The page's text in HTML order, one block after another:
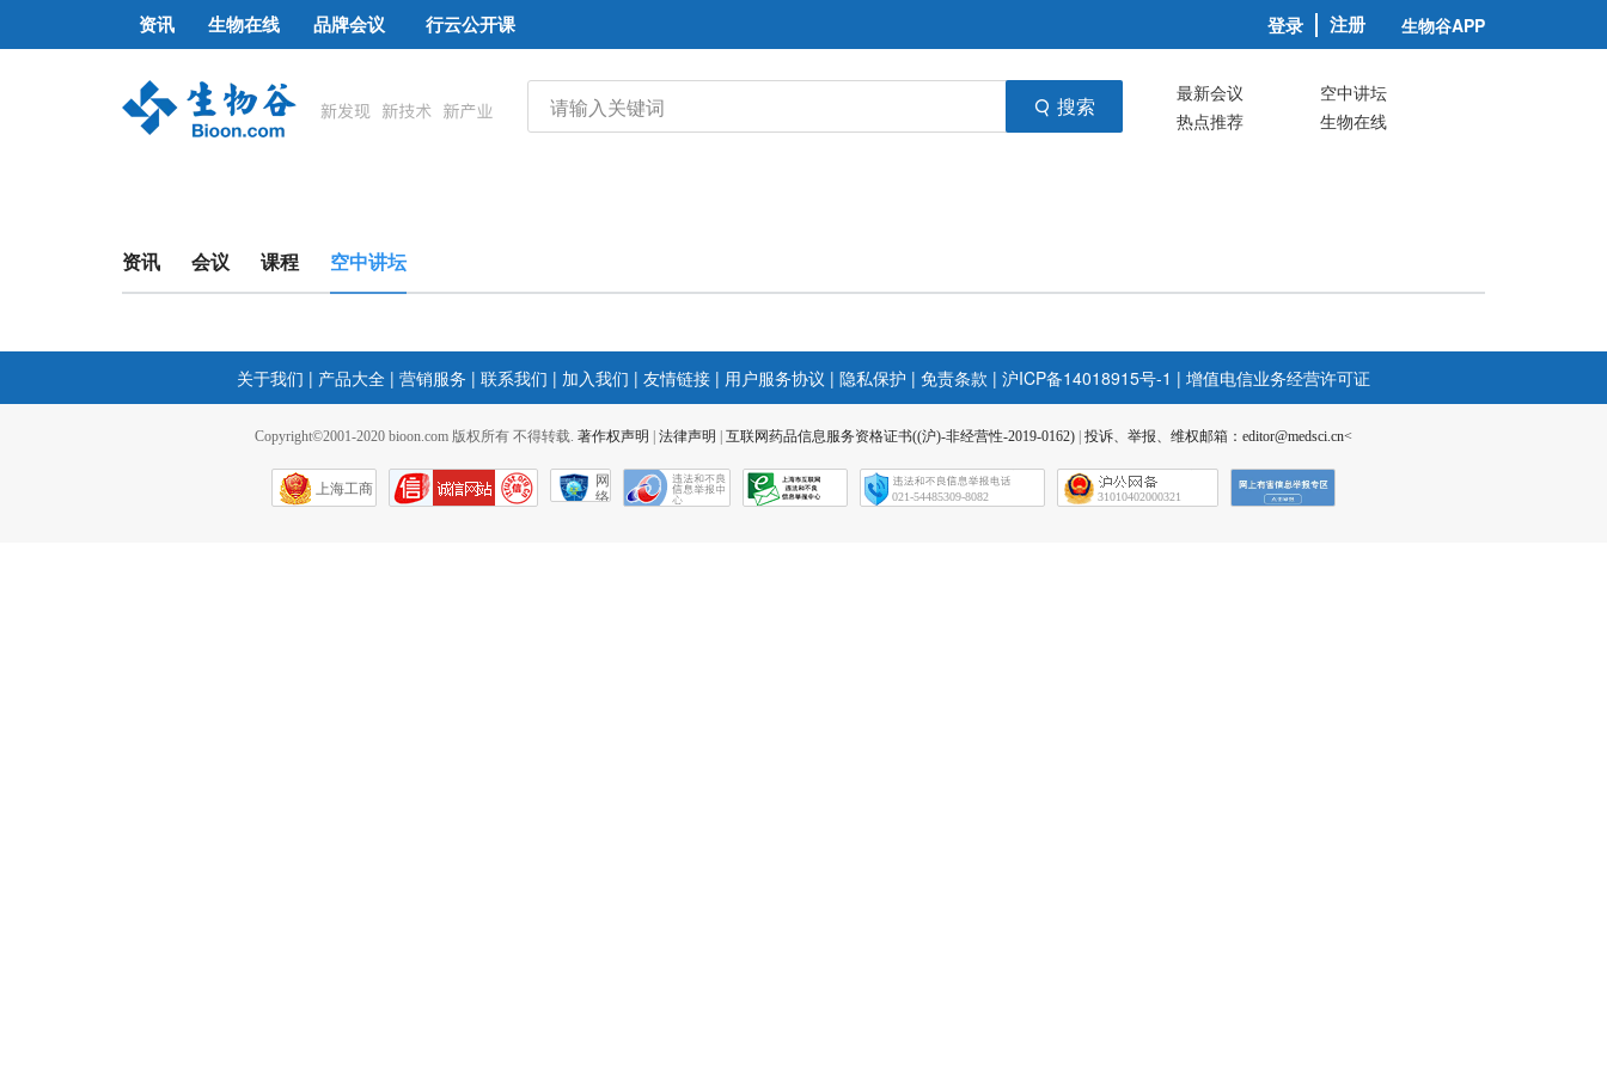
资讯 生物在线 品牌会议 行云公开课 登录 注册 生物谷APP
搜索 最新会议
空中讲坛
热点推荐
生物在线
资讯 会议 课程 空中讲坛
关于我们 | 产品大全 | 营销服务 | 联系我们 | 加入我们 | 友情链接 | 用户服务协议 | 隐私保护 | 免责条款 | 沪ICP备14018915号-1 | 增值电信业务经营许可证
Copyright©2001-2020 bioon.com 版权所有 不得转载. 著作权声明 法律声明 互联网药品信息服务资格证书((沪)-非经营性-2019-0162) 投诉、举报、维权邮箱：editor@medsci.cn<
上海工商
网
络
021-54485309-8082 31010402000321